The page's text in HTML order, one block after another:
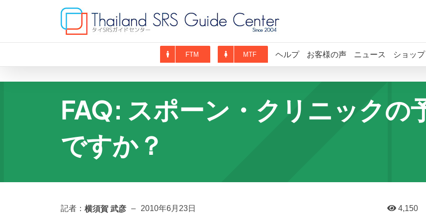
FTM MTF ヘルプ お客様の声 ニュース ショップ
FAQ: スポーン・クリニックの
ですか？
記者： 横須賀 武彦 – 2010年6月23日
4,150